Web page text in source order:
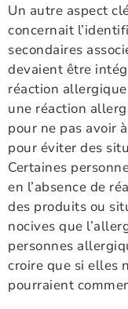
Un autre aspect
concernait
secondaires
devaient être
réaction
une réaction
pour ne pas avoir
pour éviter des
Certaines
en l’absence de
des produits ou
nocives que
personnes
croire que si elles
pourraient